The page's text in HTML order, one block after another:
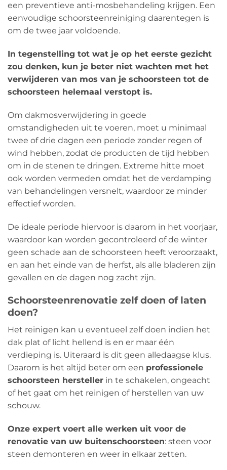
een preventieve anti-mosbehandeling krijgen. Een
eenvoudige schoorsteenreiniging daarentegen is
om de twee jaar voldoende.
In tegenstelling tot wat je op het eerste gezicht
zou denken, kun je beter niet wachten met het
verwijderen van mos van je schoorsteen tot de
schoorsteen helemaal verstopt is.
Om dakmosverwijdering in goede
omstandigheden uit te voeren, moet u minimaal
twee of drie dagen een periode zonder regen of
wind hebben, zodat de producten de tijd hebben
om in de stenen te dringen. Extreme hitte moet
ook worden vermeden omdat het de verdamping
van behandelingen versnelt, waardoor ze minder
effectief worden.
De ideale periode hiervoor is daarom in het voorjaar,
waardoor kan worden gecontroleerd of de winter
geen schade aan de schoorsteen heeft veroorzaakt,
en aan het einde van de herfst, als alle bladeren zijn
gevallen en de dagen nog zacht zijn.
Schoorsteenrenovatie zelf doen of laten
doen?
Het reinigen kan u eventueel zelf doen indien het
dak plat of licht hellend is en er maar één
verdieping is. Uiteraard is dit geen alledaagse klus.
Daarom is het altijd beter om een ​​professionele
schoorsteen hersteller in te schakelen, ongeacht
of het gaat om het reinigen of herstellen van uw
schouw.
Onze expert voert alle werken uit voor de
renovatie van uw buitenschoorsteen: steen voor
steen demonteren en weer in elkaar zetten.